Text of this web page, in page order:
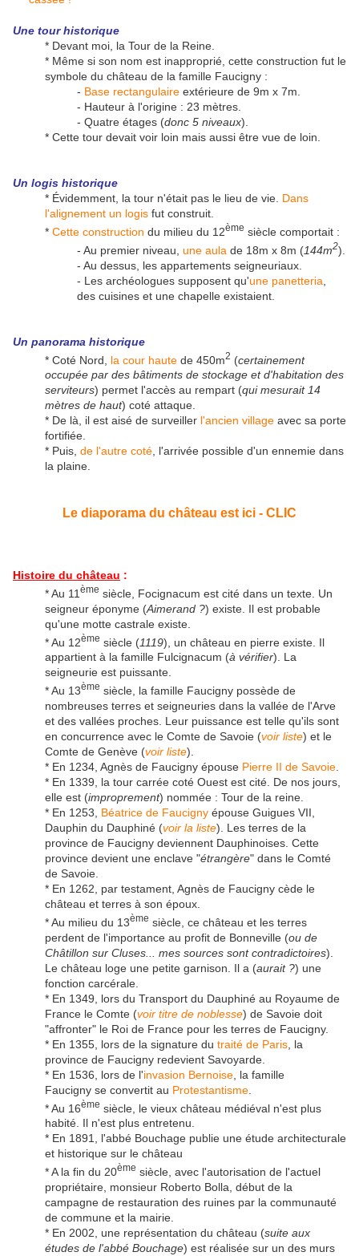
Une tour historique
* Devant moi, la Tour de la Reine.
* Même si son nom est inapproprié, cette construction fut le
symbole du château de la famille Faucigny :
- Base rectangulaire extérieure de 9m x 7m.
- Hauteur à l'origine : 23 mètres.
- Quatre étages (donc 5 niveaux).
* Cette tour devait voir loin mais aussi être vue de loin.
Un logis historique
* Évidemment, la tour n'était pas le lieu de vie. Dans
l'alignement un logis fut construit.
* Cette construction du milieu du 12ème siècle comportait :
- Au premier niveau, une aula de 18m x 8m (144m2).
- Au dessus, les appartements seigneuriaux.
- Les archéologues supposent qu'une panetteria
des cuisines et une chapelle existaient.
Un panorama historique
* Coté Nord, la cour haute de 450m2 (certainement
occupée par des bâtiments de stockage et d'habitation des
serviteurs) permet l'accès au rempart (qui mesurait 14
mètres de haut) coté attaque.
* De là, il est aisé de surveiller l'ancien village avec sa porte
fortifiée.
* Puis, de l'autre coté , l'arrivée possible d'un ennemie dans
la plaine.
Le diaporama du château est ici - CLIC
Histoire du château :
* Au 11 ème siècle, Focignacum est cité dans un texte. Un
seigneur éponyme (Aimerand ?) existe. Il est probable
qu'une motte castrale existe.
* Au 12ème siècle (1119), un château en pierre existe. Il
appartient à la famille Fulcignacum (à vérifier). La
seigneurie est puissante.
* Au 13ème siècle, la famille Faucigny possède de
nombreuses terres et seigneuries dans la vallée de l'Arve
et des vallées proches. Leur puissance est telle qu'ils sont
en concurrence avec le Comte de Savoie (voir liste) et le
Comte de Genève (voir liste).
* En 1234, Agnès de Faucigny épouse Pierre II de Savoie
* En 1339, la tour carrée coté Ouest est cité. De nos jours,
elle est (improprement) nommée : Tour de la reine.
* En 1253, Béatrice de Faucigny épouse Guigues VII,
Dauphin du Dauphiné (voir la liste). Les terres de la
province de Faucigny deviennent Dauphinoises. Cette
province devient une enclave "étrangère" dans le Comté
de Savoie.
* En 1262, par testament, Agnès de Faucigny cède le
château et terres à son époux.
* Au milieu du 13ème siècle, ce château et les terres
perdent de l'importance au profit de Bonneville (ou de
Châtillon sur Cluses... mes sources sont contradictoires).
Le château loge une petite garnison. Il a (aurait ?) une
fonction carcérale.
* En 1349, lors du Transport du Dauphiné au Royaume de
France le Comte (voir titre de noblesse) de Savoie doit
"affronter" le Roi de France pour les terres de Faucigny.
* En 1355, lors de la signature du traité de Paris , la
province de Faucigny redevient Savoyarde.
* En 1536, lors de l'invasion Bernoise , la famille
Faucigny se convertit au Protestantisme
* Au 16ème siècle, le vieux château médiéval n'est plus
habité. Il n'est plus entretenu.
* En 1891, l'abbé Bouchage publie une étude architecturale
et historique sur le château
* A la fin du 20ème siècle, avec l'autorisation de l'actuel
propriétaire, monsieur Roberto Bolla, début de la
campagne de restauration des ruines par la communauté
de commune et la mairie.
* En 2002, une représentation du château (suite aux
études de l'abbé Bouchage) est réalisée sur un des murs